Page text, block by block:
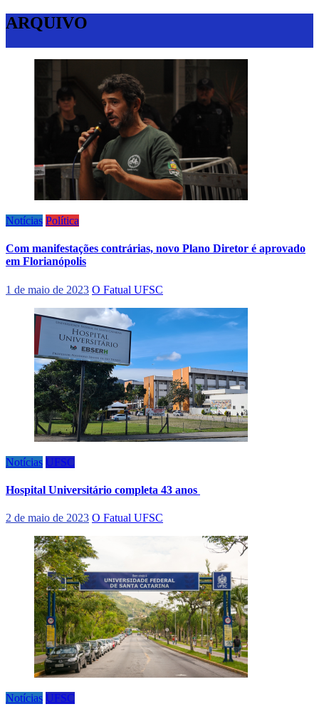
ARQUIVO
Notícias Política
Com manifestações contrárias, novo Plano Diretor é aprovado
em Florianópolis
1 de maio de 2023 O Fatual UFSC
Notícias UFSC
Hospital Universitário completa 43 anos
2 de maio de 2023 O Fatual UFSC
Notícias UFSC